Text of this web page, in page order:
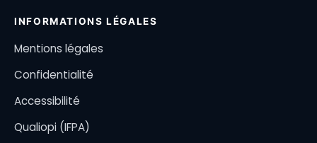
INFORMATIONS LÉGALES
Mentions légales
Confidentialité
Accessibilité
Qualiopi (IFPA)